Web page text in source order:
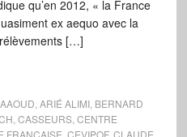
qu’en 2012, « la France
ex aequo avec la
[…]
ARIÉ ALIMI, BERNARD
CASSEURS, CENTRE
FRANÇAISE CEVIPOF, CLAUDE